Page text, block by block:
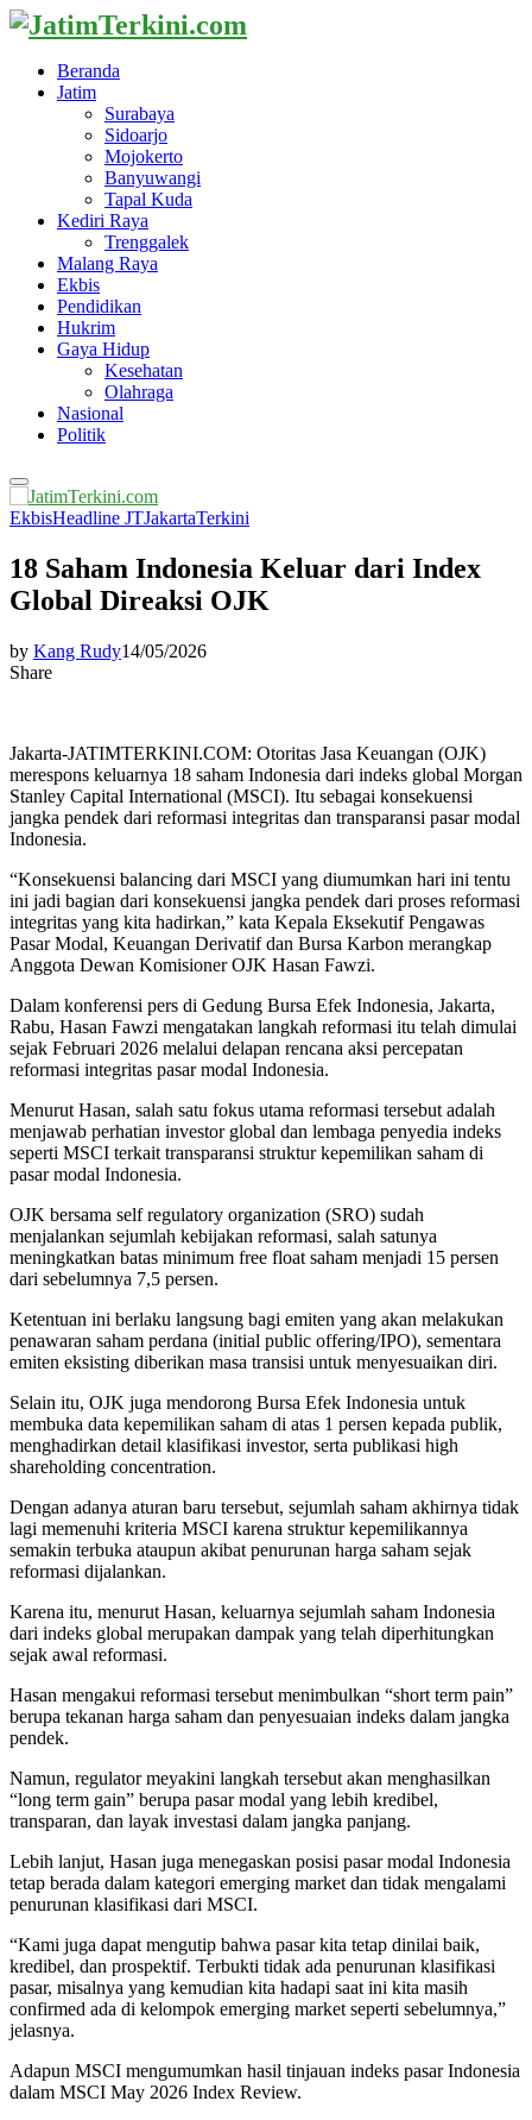
Beranda
Jatim
Surabaya
Sidoarjo
Mojokerto
Banyuwangi
Tapal Kuda
Kediri Raya
Trenggalek
Malang Raya
Ekbis
Pendidikan
Hukrim
Gaya Hidup
Kesehatan
Olahraga
Nasional
Politik
Primary
Menu
EkbisHeadline JTJakartaTerkini
18 Saham Indonesia Keluar dari Index
Global Direaksi OJK
by Kang Rudy14/05/2026
Share
Jakarta-JATIMTERKINI.COM: Otoritas Jasa Keuangan (OJK)
merespons keluarnya 18 saham Indonesia dari indeks global Morgan
Stanley Capital International (MSCI). Itu sebagai konsekuensi
jangka pendek dari reformasi integritas dan transparansi pasar modal
Indonesia.
“Konsekuensi balancing dari MSCI yang diumumkan hari ini tentu
ini jadi bagian dari konsekuensi jangka pendek dari proses reformasi
integritas yang kita hadirkan,” kata Kepala Eksekutif Pengawas
Pasar Modal, Keuangan Derivatif dan Bursa Karbon merangkap
Anggota Dewan Komisioner OJK Hasan Fawzi.
Dalam konferensi pers di Gedung Bursa Efek Indonesia, Jakarta,
Rabu, Hasan Fawzi mengatakan langkah reformasi itu telah dimulai
sejak Februari 2026 melalui delapan rencana aksi percepatan
reformasi integritas pasar modal Indonesia.
Menurut Hasan, salah satu fokus utama reformasi tersebut adalah
menjawab perhatian investor global dan lembaga penyedia indeks
seperti MSCI terkait transparansi struktur kepemilikan saham di
pasar modal Indonesia.
OJK bersama self regulatory organization (SRO) sudah
menjalankan sejumlah kebijakan reformasi, salah satunya
meningkatkan batas minimum free float saham menjadi 15 persen
dari sebelumnya 7,5 persen.
Ketentuan ini berlaku langsung bagi emiten yang akan melakukan
penawaran saham perdana (initial public offering/IPO), sementara
emiten eksisting diberikan masa transisi untuk menyesuaikan diri.
Selain itu, OJK juga mendorong Bursa Efek Indonesia untuk
membuka data kepemilikan saham di atas 1 persen kepada publik,
menghadirkan detail klasifikasi investor, serta publikasi high
shareholding concentration.
Dengan adanya aturan baru tersebut, sejumlah saham akhirnya tidak
lagi memenuhi kriteria MSCI karena struktur kepemilikannya
semakin terbuka ataupun akibat penurunan harga saham sejak
reformasi dijalankan.
Karena itu, menurut Hasan, keluarnya sejumlah saham Indonesia
dari indeks global merupakan dampak yang telah diperhitungkan
sejak awal reformasi.
Hasan mengakui reformasi tersebut menimbulkan “short term pain”
berupa tekanan harga saham dan penyesuaian indeks dalam jangka
pendek.
Namun, regulator meyakini langkah tersebut akan menghasilkan
“long term gain” berupa pasar modal yang lebih kredibel,
transparan, dan layak investasi dalam jangka panjang.
Lebih lanjut, Hasan juga menegaskan posisi pasar modal Indonesia
tetap berada dalam kategori emerging market dan tidak mengalami
penurunan klasifikasi dari MSCI.
“Kami juga dapat mengutip bahwa pasar kita tetap dinilai baik,
kredibel, dan prospektif. Terbukti tidak ada penurunan klasifikasi
pasar, misalnya yang kemudian kita hadapi saat ini kita masih
confirmed ada di kelompok emerging market seperti sebelumnya,”
jelasnya.
Adapun MSCI mengumumkan hasil tinjauan indeks pasar Indonesia
dalam MSCI May 2026 Index Review.